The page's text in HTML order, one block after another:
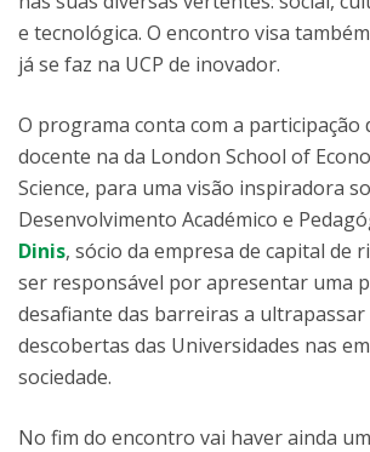
e tecnológica. O encontro visa
já se faz na UCP de inovador.
O programa conta com a participação
docente na da London School of
Science, para uma visão inspiradora
Desenvolvimento Académico e
Dinis, sócio da empresa de capital de
ser responsável por apresentar uma
desafiante das barreiras a ultrapassar
descobertas das Universidades nas
sociedade.
No fim do encontro vai haver ainda